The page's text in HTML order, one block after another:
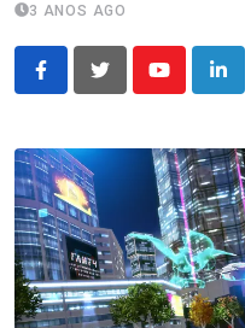
3 ANOS AGO
Youtube